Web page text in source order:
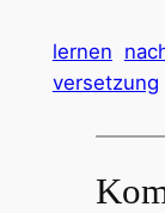
lernen
versetzung